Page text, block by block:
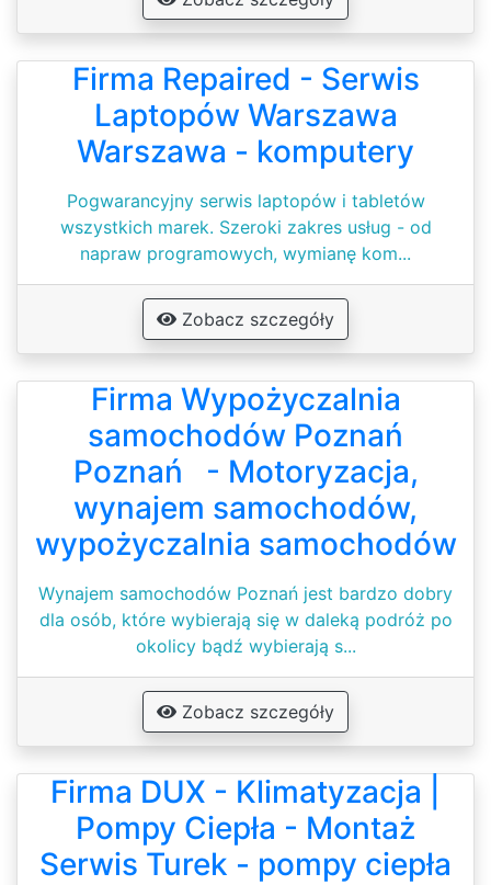
Firma Repaired - Serwis
Laptopów Warszawa
Warszawa - komputery
Pogwarancyjny serwis laptopów i tabletów
wszystkich marek. Szeroki zakres usług - od
napraw programowych, wymianę kom...
Zobacz szczegóły
Firma Wypożyczalnia
samochodów Poznań
Poznań - Motoryzacja,
wynajem samochodów,
wypożyczalnia samochodów
Wynajem samochodów Poznań jest bardzo dobry
dla osób, które wybierają się w daleką podróż po
okolicy bądź wybierają s...
Zobacz szczegóły
Firma DUX - Klimatyzacja |
Pompy Ciepła - Montaż
Serwis Turek - pompy ciepła